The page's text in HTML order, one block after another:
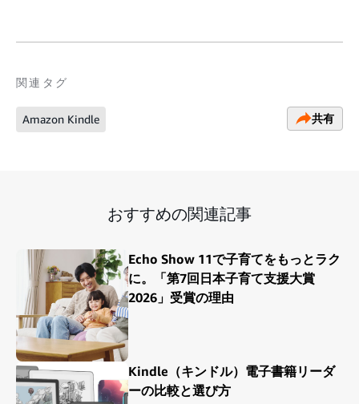
関連タグ
Amazon Kindle 共有
おすすめの関連記事
Echo Show 11で子育てをもっとラク
に。「第7回日本子育て支援大賞
2026」受賞の理由
Kindle（キンドル）電子書籍リーダ
ーの比較と選び方